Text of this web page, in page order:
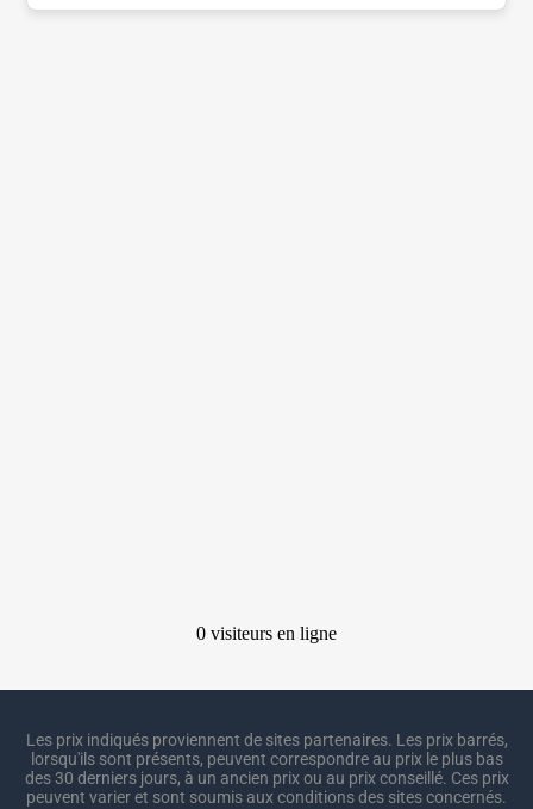
Les prix indiqués proviennent de sites partenaires. Les prix barrés,
lorsqu'ils sont présents, peuvent correspondre au prix le plus bas
des 30 derniers jours, à un ancien prix ou au prix conseillé. Ces prix
peuvent varier et sont soumis aux conditions des sites concernés.